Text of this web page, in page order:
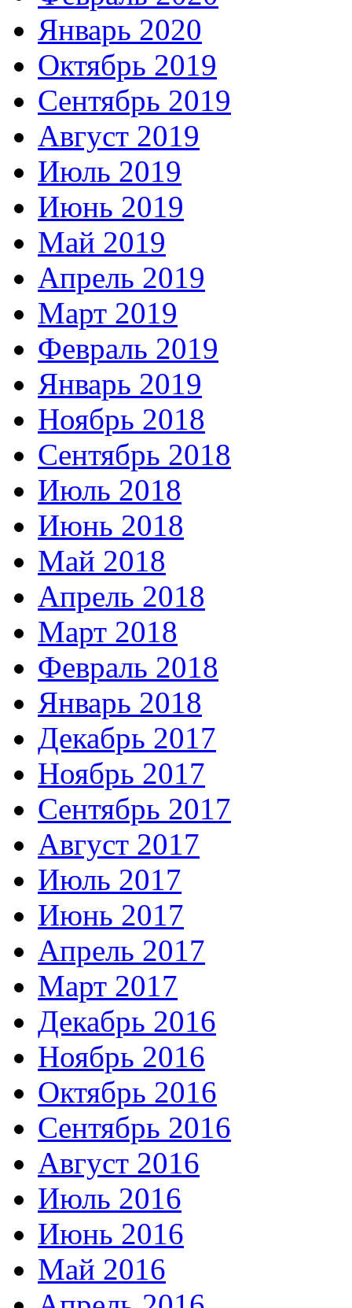
Январь 2020
Октябрь 2019
Сентябрь 2019
Август 2019
Июль 2019
Июнь 2019
Май 2019
Апрель 2019
Март 2019
Февраль 2019
Январь 2019
Ноябрь 2018
Сентябрь 2018
Июль 2018
Июнь 2018
Май 2018
Апрель 2018
Март 2018
Февраль 2018
Январь 2018
Декабрь 2017
Ноябрь 2017
Сентябрь 2017
Август 2017
Июль 2017
Июнь 2017
Апрель 2017
Март 2017
Декабрь 2016
Ноябрь 2016
Октябрь 2016
Сентябрь 2016
Август 2016
Июль 2016
Июнь 2016
Май 2016